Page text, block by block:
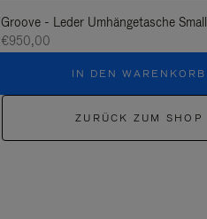
Groove - Leder Umhängetasche Small
€950,00
IN DEN WARENKORB
ZURÜCK ZUM SHOP